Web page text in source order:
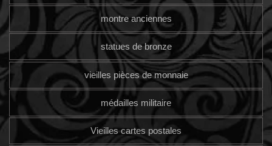
montre anciennes
statues de bronze
vieilles pièces de monnaie
médailles militaire
Vieilles cartes postales